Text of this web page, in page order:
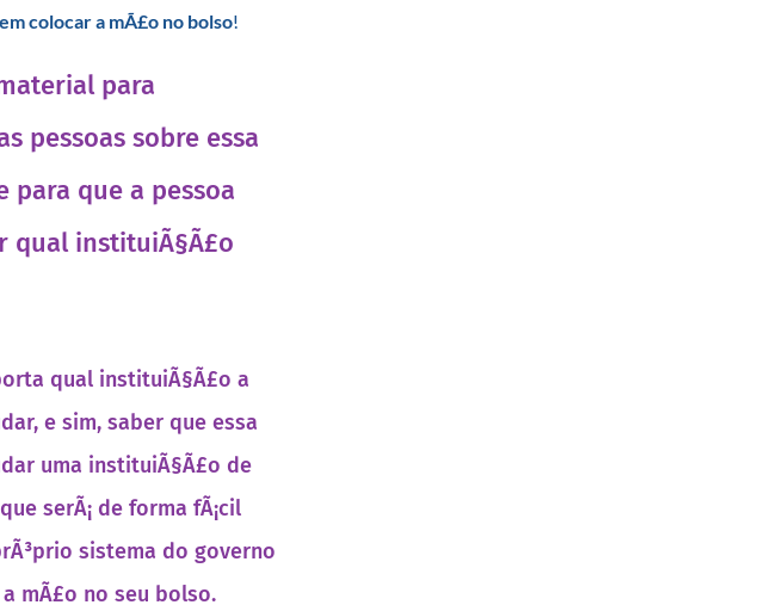
colocar a mÃ£o no bolso!
para
pessoas sobre essa
para que a pessoa
qual instituiÃ§Ã£o
qual instituiÃ§Ã£o a
e sim, saber que essa
uma instituiÃ§Ã£o de
serÃ¡ de forma fÃ¡cil
sistema do governo
mÃ£o no seu bolso.